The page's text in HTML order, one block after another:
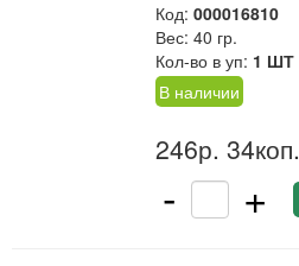
Код: 000016810
Вес: 40 гр.
Кол-во в уп: 1 ШТ
В наличии
246р. 34коп.
- +